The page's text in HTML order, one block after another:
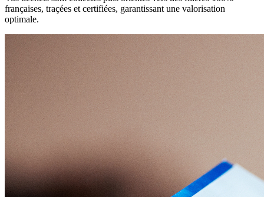
françaises, traçées et certifiées, garantissant une valorisation
optimale.